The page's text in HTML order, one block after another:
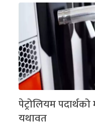
पेट्रोलियम
यथावत